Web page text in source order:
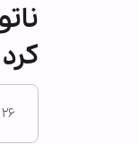
كرد
۲۶ خرداد ۱۳۸۹ - ۱۹:۳۰